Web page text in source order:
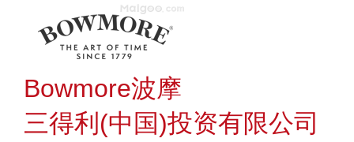
Bowmore波摩
三得利(中国)投资有限公司